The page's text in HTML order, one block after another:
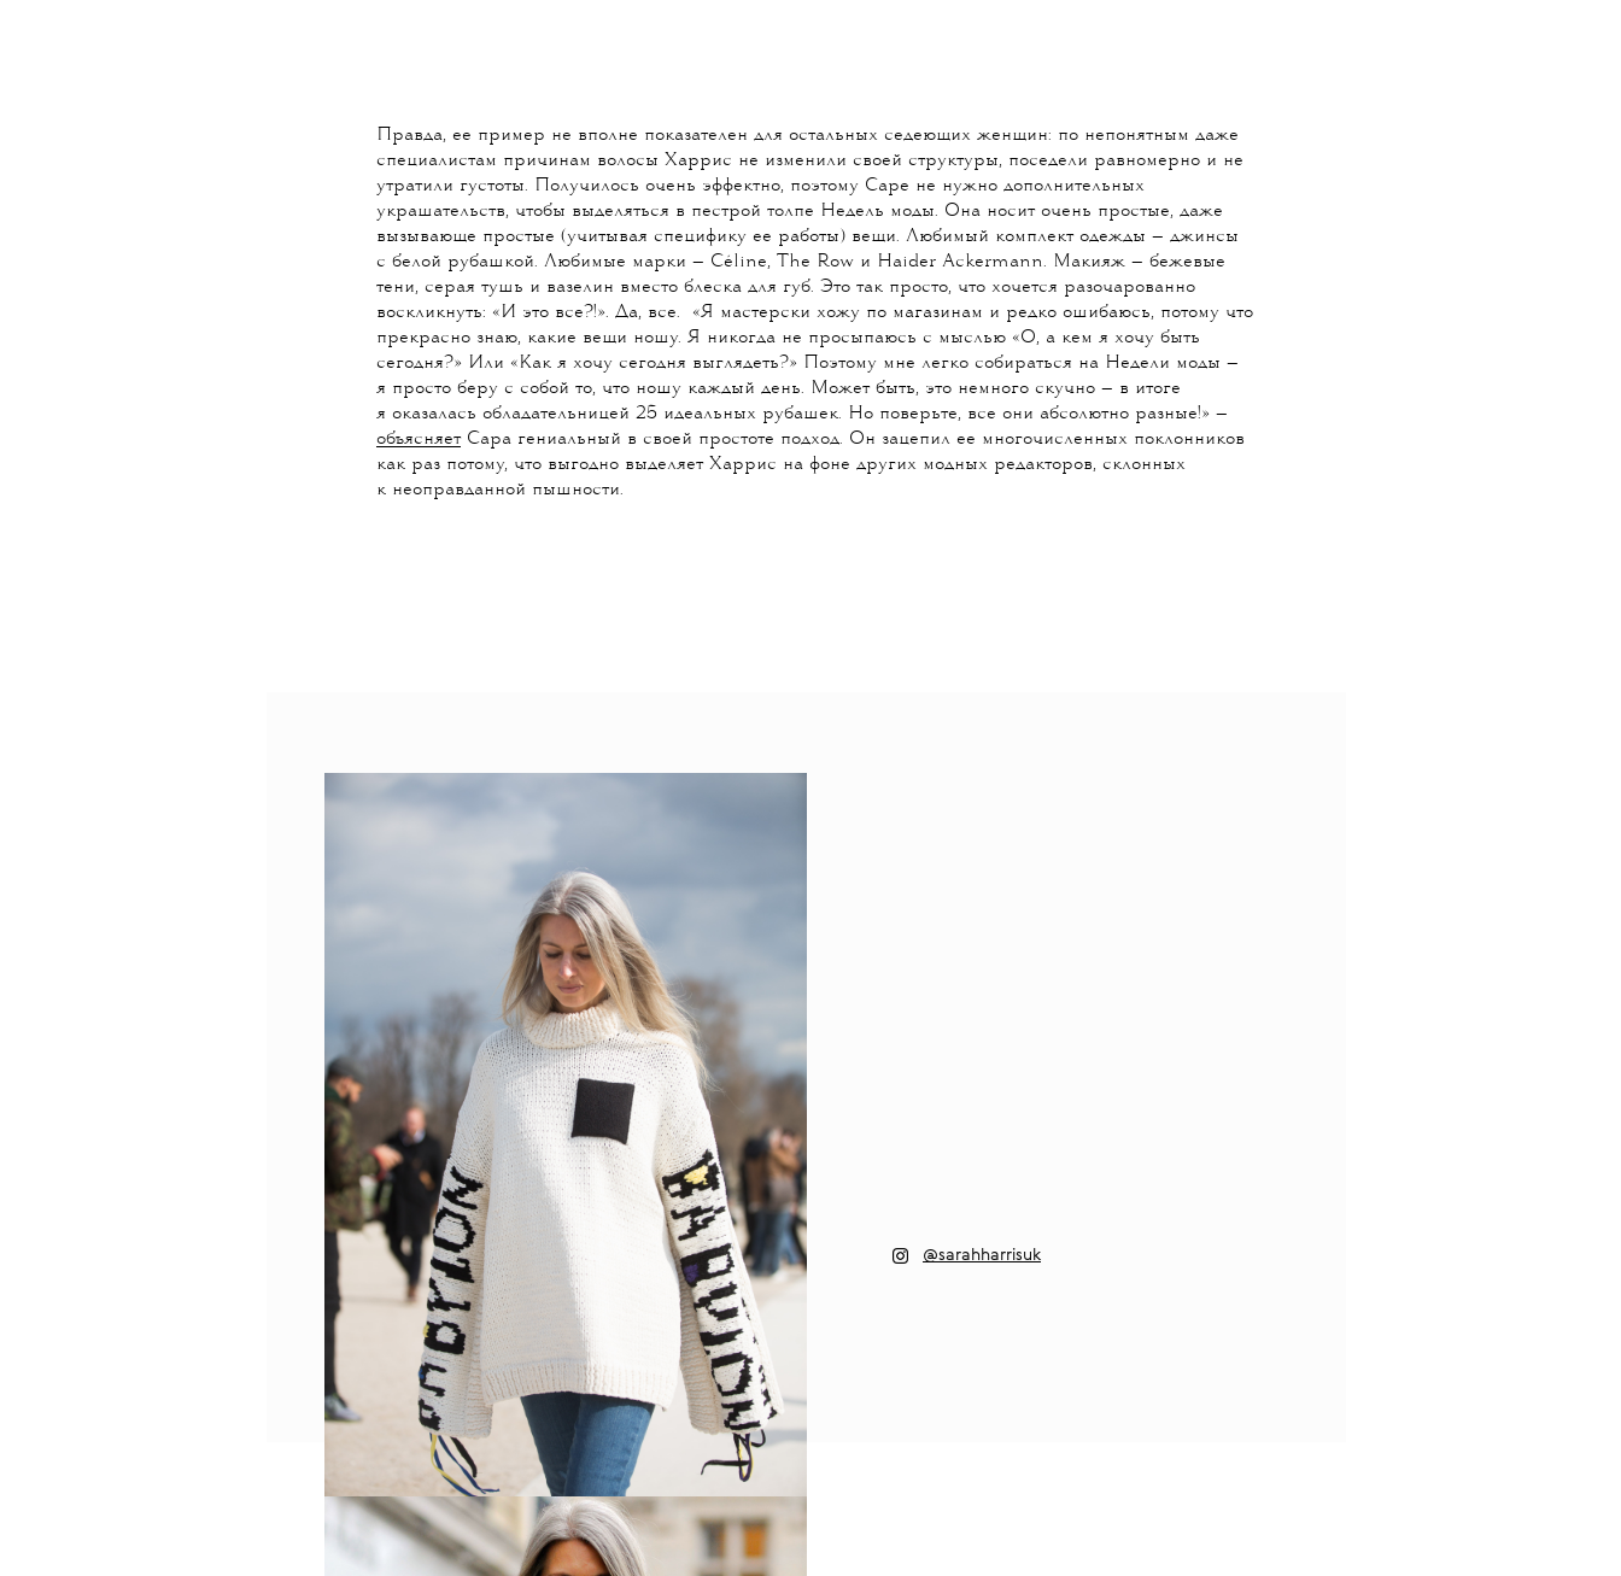
Правда, ее пример не вполне показателен для остальных седеющих женщин: по непонятным даже
специалистам причинам волосы Харрис не изменили своей структуры, поседели равномерно и не
утратили густоты. Получилось очень эффектно, поэтому Саре не нужно дополнительных
украшательств, чтобы выделяться в пестрой толпе Недель моды. Она носит очень простые, даже
вызывающе простые (учитывая специфику ее работы) вещи. Любимый комплект одежды — джинсы
с белой рубашкой. Любимые марки — Céline, The Row и Haider Ackermann. Макияж — бежевые
тени, серая тушь и вазелин вместо блеска для губ. Это так просто, что хочется разочарованно
воскликнуть: «И это все?!». Да, все. «Я мастерски хожу по магазинам и редко ошибаюсь, потому что
прекрасно знаю, какие вещи ношу. Я никогда не просыпаюсь с мыслью «О, а кем я хочу быть
сегодня?» Или «Как я хочу сегодня выглядеть?» Поэтому мне легко собираться на Недели моды —
я просто беру с собой то, что ношу каждый день. Может быть, это немного скучно — в итоге
я оказалась обладательницей 25 идеальных рубашек. Но поверьте, все они абсолютно разные!» —
объясняетСара гениальный в своей простоте подход. Он зацепил ее многочисленных поклонников
как раз потому, что выгодно выделяет Харрис на фоне других модных редакторов, склонных
к неоправданной пышности.
@sarahharrisuk